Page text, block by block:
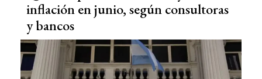
inflación en junio, según consultoras
y bancos